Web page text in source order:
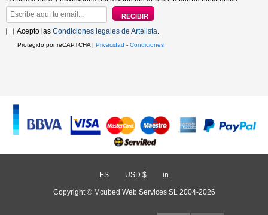
Acepto las Condiciones legales de Artelista.
Protegido por reCAPTCHA | Privacidad - Condiciones
ES USD $ in
Copyright © Mcubed Web Services SL 2004-2026